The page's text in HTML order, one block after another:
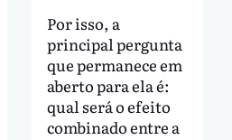
Por isso, a
principal pergunta
que permanece em
aberto para ela é:
qual será o efeito
combinado entre a